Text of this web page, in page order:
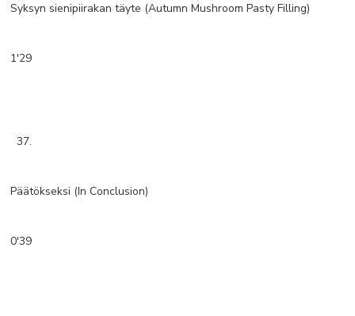
Syksyn sienipiirakan täyte (Autumn Mushroom Pasty Filling)
1'29
37.
Päätökseksi (In Conclusion)
0'39